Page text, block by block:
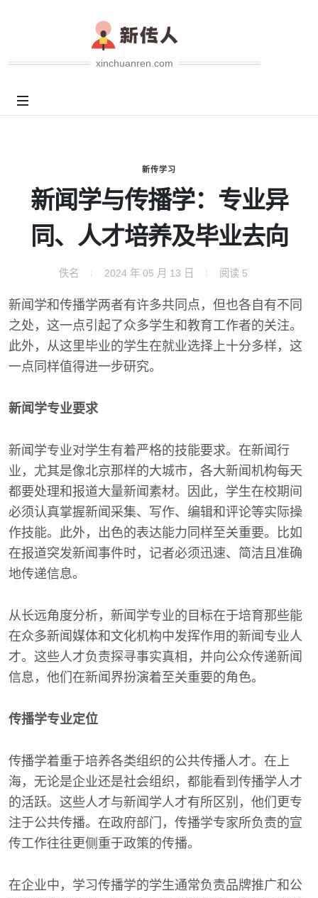
xinchuanren.com
新传学习
新闻学与传播学：专业异
同、人才培养及毕业去向
佚名 2024 年 05 月 13 日 阅读 5
新闻学和传播学两者有许多共同点，但也各自有不同
之处，这一点引起了众多学生和教育工作者的关注。
此外，从这里毕业的学生在就业选择上十分多样，这
一点同样值得进一步研究。
新闻学专业要求
新闻学专业对学生有着严格的技能要求。在新闻行
业，尤其是像北京那样的大城市，各大新闻机构每天
都要处理和报道大量新闻素材。因此，学生在校期间
必须认真掌握新闻采集、写作、编辑和评论等实际操
作技能。此外，出色的表达能力同样至关重要。比如
在报道突发新闻事件时，记者必须迅速、简洁且准确
地传递信息。
从长远角度分析，新闻学专业的目标在于培育那些能
在众多新闻媒体和文化机构中发挥作用的新闻专业人
才。这些人才负责探寻事实真相，并向公众传递新闻
信息，他们在新闻界扮演着至关重要的角色。
传播学专业定位
传播学着重于培养各类组织的公共传播人才。在上
海，无论是企业还是社会组织，都能看到传播学人才
的活跃。这些人才与新闻学人才有所区别，他们更专
注于公共传播。在政府部门，传播学专家所负责的宣
传工作往往更侧重于政策的传播。
在企业中，学习传播学的学生通常负责品牌推广和公